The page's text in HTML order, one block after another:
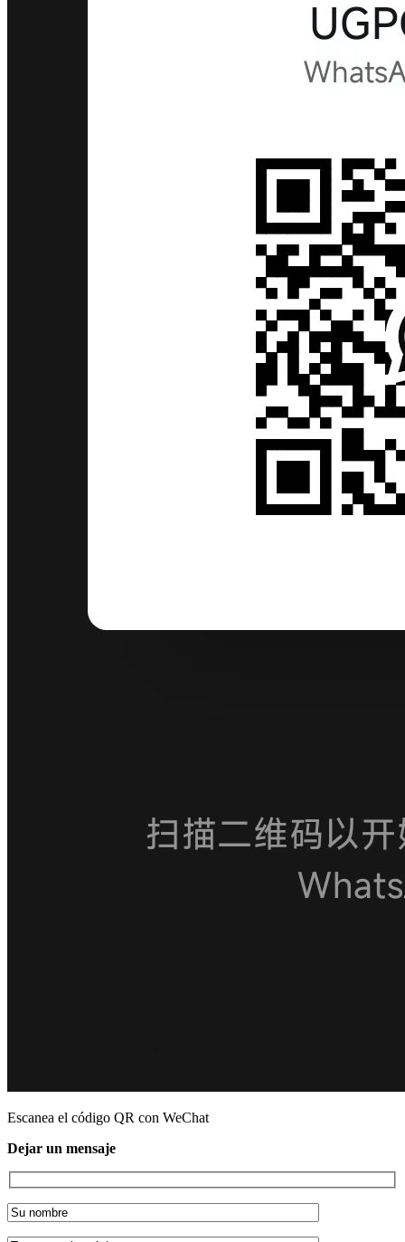
Escanea el código QR con WeChat
Dejar un mensaje